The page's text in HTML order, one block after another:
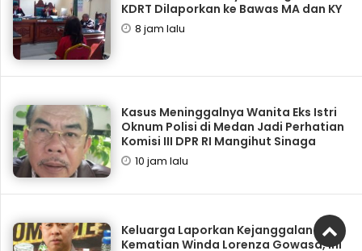
KDRT Dilaporkan ke Bawas MA dan KY
8 jam lalu
Kasus Meninggalnya Wanita Eks Istri
Oknum Polisi di Medan Jadi Perhatian
Komisi III DPR RI Mangihut Sinaga
10 jam lalu
Keluarga Laporkan Kejanggalan
Kematian Winda Lorenza Gowasa, Ini